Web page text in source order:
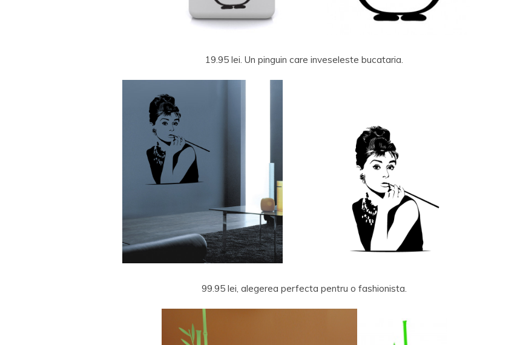
19.95 lei. Un pinguin care inveseleste bucataria.
99.95 lei, alegerea perfecta pentru o fashionista.